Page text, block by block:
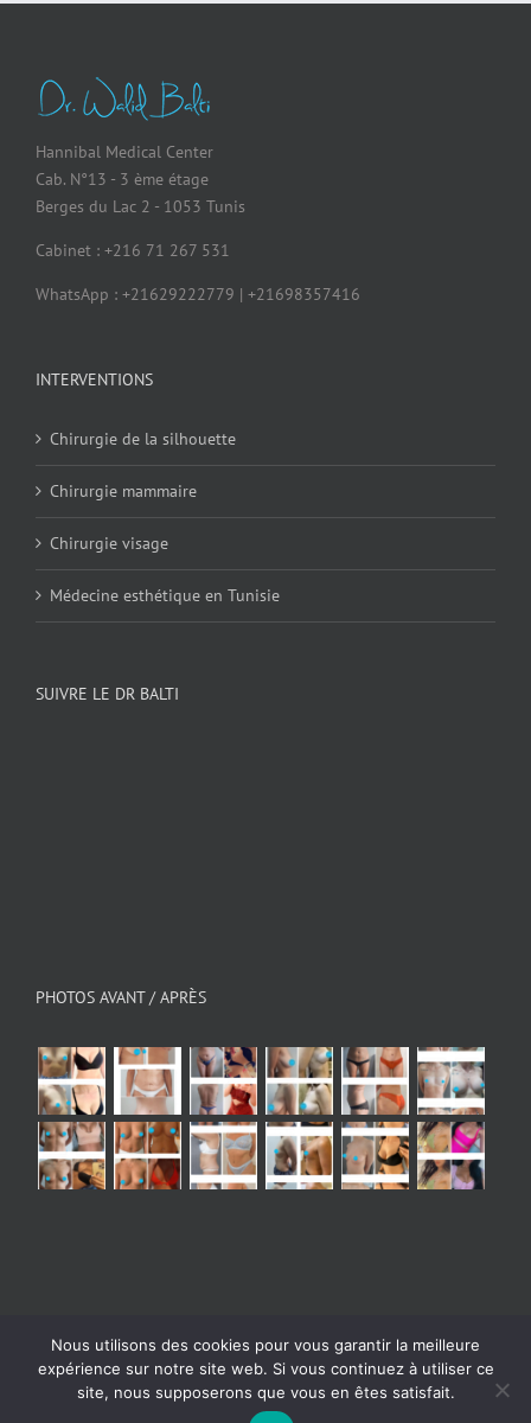
Hannibal Medical Center
Cab. N°13 - 3 ème étage
Berges du Lac 2 - 1053 Tunis
Cabinet : +216 71 267 531
WhatsApp : +21629222779 | +21698357416
INTERVENTIONS
Chirurgie de la silhouette
Chirurgie mammaire
Chirurgie visage
Médecine esthétique en Tunisie
SUIVRE LE DR BALTI
PHOTOS AVANT / APRÈS
© Copyright 2026 - All Rights Reserved |Mentions
légales| Powered byDigital Bath Agence webmarketing
Instagram
Facebook
Nous utilisons des cookies pour vous garantir la meilleure
expérience sur notre site web. Si vous continuez à utiliser ce
site, nous supposerons que vous en êtes satisfait.